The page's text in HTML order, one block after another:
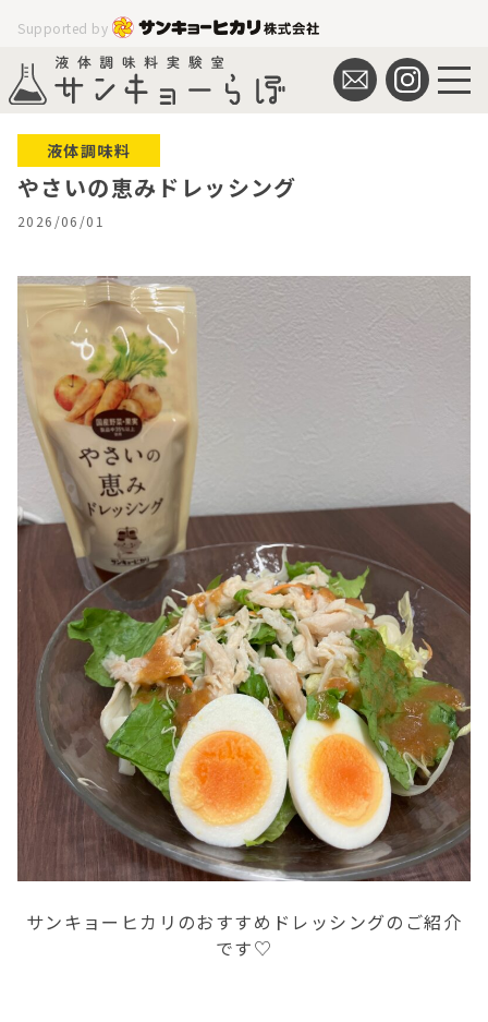
Supported by
液体調味料
やさいの恵みドレッシング
2026/06/01
サンキョーヒカリのおすすめドレッシングのご紹介
です♡